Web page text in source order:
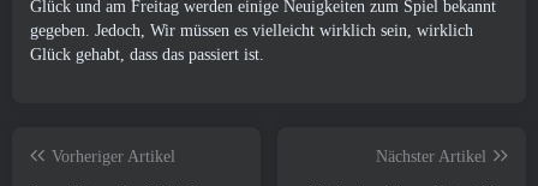
Glück und am Freitag werden einige Neuigkeiten zum Spiel bekannt
gegeben. Jedoch, Wir müssen es vielleicht wirklich sein, wirklich
Glück gehabt, dass das passiert ist.
Vorheriger Artikel
Nächster Artikel